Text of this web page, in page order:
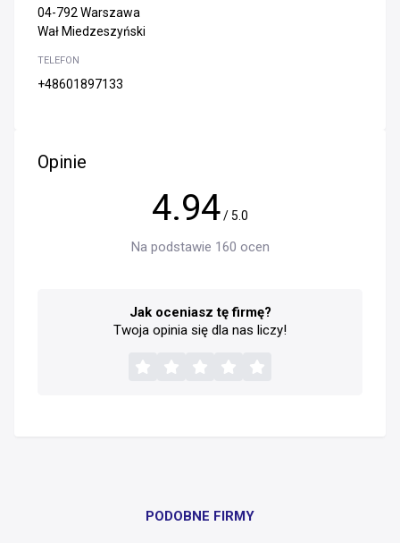
04-792 Warszawa
Wał Miedzeszyński
TELEFON
+48601897133
Opinie
4.94/ 5.0
Na podstawie 160 ocen
Jak oceniasz tę firmę?
Twoja opinia się dla nas liczy!
PODOBNE FIRMY